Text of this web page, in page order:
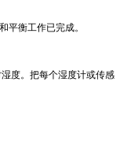
平衡工作已完成。
度。把每个湿度计或传感